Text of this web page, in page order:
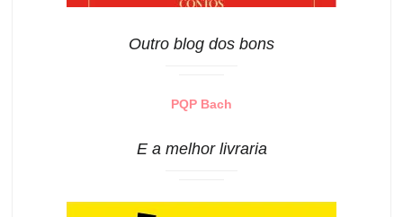
Outro blog dos bons
PQP Bach
E a melhor livraria